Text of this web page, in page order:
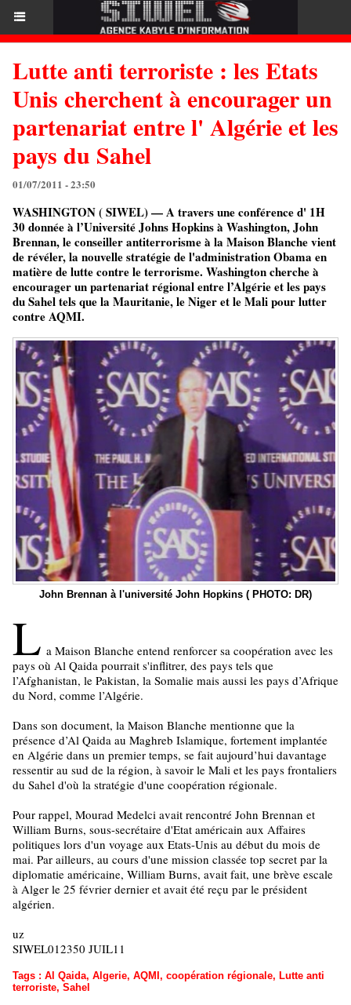
Lutte anti terroriste : les Etats
Unis cherchent à encourager un
partenariat entre l' Algérie et les
pays du Sahel
01/07/2011 - 23:50
WASHINGTON ( SIWEL) — A travers une conférence d' 1H
30 donnée à l’Université Johns Hopkins à Washington, John
Brennan, le conseiller antiterrorisme à la Maison Blanche vient
de révéler, la nouvelle stratégie de l'administration Obama en
matière de lutte contre le terrorisme. Washington cherche à
encourager un partenariat régional entre l’Algérie et les pays
du Sahel tels que la Mauritanie, le Niger et le Mali pour lutter
contre AQMI.
John Brennan à l'université John Hopkins ( PHOTO: DR)
L a Maison Blanche entend renforcer sa coopération avec les
pays où Al Qaida pourrait s'inflitrer, des pays tels que
l’Afghanistan, le Pakistan, la Somalie mais aussi les pays d’Afrique
du Nord, comme l’Algérie.
Dans son document, la Maison Blanche mentionne que la
présence d’Al Qaida au Maghreb Islamique, fortement implantée
en Algérie dans un premier temps, se fait aujourd’hui davantage
ressentir au sud de la région, à savoir le Mali et les pays frontaliers
du Sahel d'où la stratégie d'une coopération régionale.
Pour rappel, Mourad Medelci avait rencontré John Brennan et
William Burns, sous-secrétaire d'Etat américain aux Affaires
politiques lors d'un voyage aux Etats-Unis au début du mois de
mai. Par ailleurs, au cours d'une mission classée top secret par la
diplomatie américaine, William Burns, avait fait, une brève escale
à Alger le 25 février dernier et avait été reçu par le président
algérien.
uz
SIWEL012350 JUIL11
Tags : Al Qaida, Algerie, AQMI, coopération régionale, Lutte anti
terroriste, Sahel